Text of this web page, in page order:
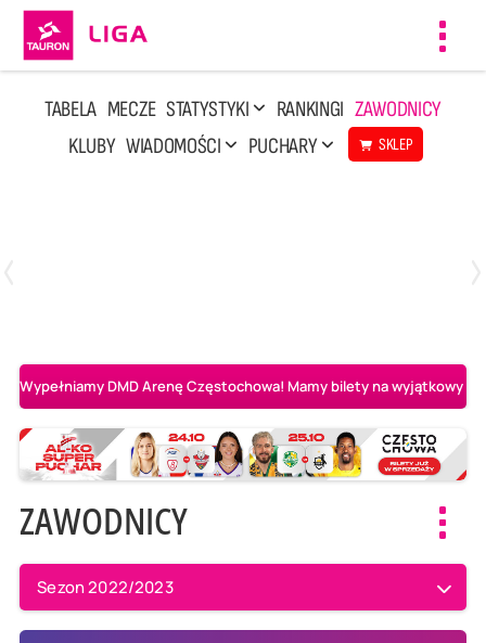
TABELA MECZE STATYSTYKI RANKINGI ZAWODNICY
KLUBY WIADOMOŚCI PUCHARY SKLEP
Wypełniamy DMD Arenę Częstochowa! Mamy bilety na wyjątkowy
ZAWODNICY
Sezon 2022/2023